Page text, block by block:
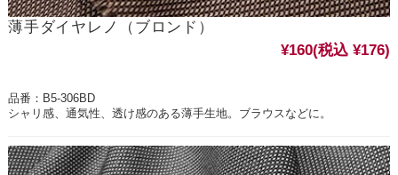
薄手ダイヤレノ（ブロンド）
¥160(税込 ¥176)
品番：B5-306BD
シャリ感、通気性、透け感のある薄手生地。ブラウスなどに。